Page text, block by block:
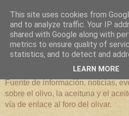
El mundo del
Fuente de información, noticias,
sobre el olivo, la aceituna y el
vía de enlace al foro del olivar.
This site uses cookies from
and to analyze traffic. Your IP
shared with Google along with
metrics to ensure quality of
statistics, and to detect and
LEARN MORE